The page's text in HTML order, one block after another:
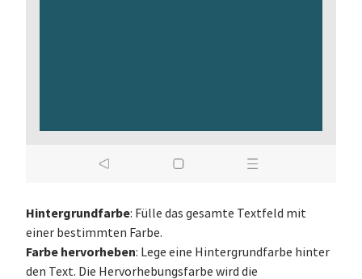
Hintergrundfarbe: Fülle das gesamte Textfeld mit
einer bestimmten Farbe.
Farbe hervorheben: Lege eine Hintergrundfarbe hinter
den Text. Die Hervorhebungsfarbe wird die